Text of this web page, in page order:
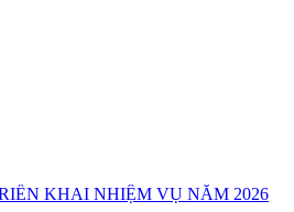
KHAI NHIỆM VỤ NĂM 2026